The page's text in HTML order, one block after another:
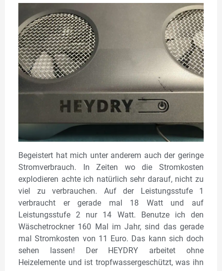
Begeistert hat mich unter anderem auch der geringe
Stromverbrauch. In Zeiten wo die Stromkosten
explodieren achte ich natürlich sehr darauf, nicht zu
viel zu verbrauchen. Auf der Leistungsstufe 1
verbraucht er gerade mal 18 Watt und auf
Leistungsstufe 2 nur 14 Watt. Benutze ich den
Wäschetrockner 160 Mal im Jahr, sind das gerade
mal Stromkosten von 11 Euro. Das kann sich doch
sehen lassen! Der HEYDRY arbeitet ohne
Heizelemente und ist tropfwassergeschützt, was ihn